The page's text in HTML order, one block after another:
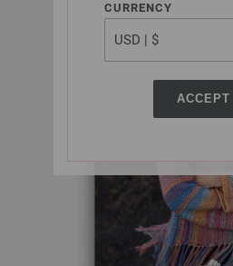
CURRENCY
ACCEPT